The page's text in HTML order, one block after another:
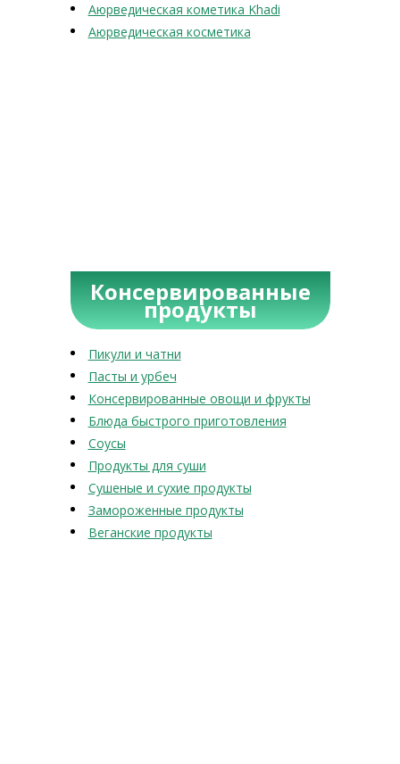
Аюрведическая кометика Khadi
Аюрведическая косметика
Консервированные
продукты
Пикули и чатни
Пасты и урбеч
Консервированные овощи и фрукты
Блюда быстрого приготовления
Соусы
Продукты для суши
Сушеные и сухие продукты
Замороженные продукты
Веганские продукты